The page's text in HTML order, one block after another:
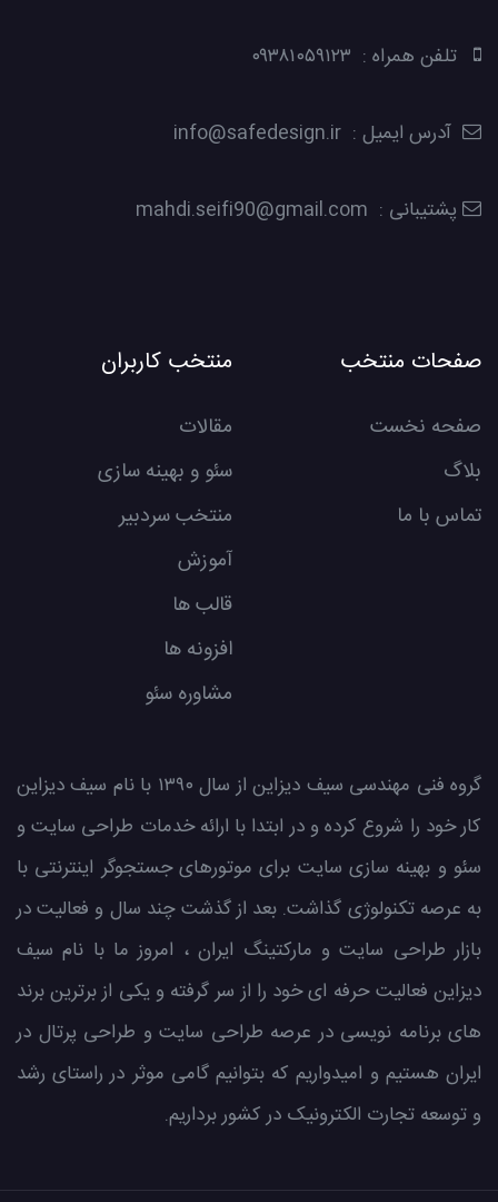
تلفن همراه : ۰۹۳۸۱۰۵۹۱۲۳
آدرس ایمیل : info@safedesign.ir
پشتیبانی : mahdi.seifi90@gmail.com
منتخب کاربران
مقالات
سئو و بهینه سازی
منتخب سردبیر
آموزش
قالب ها
افزونه ها
مشاوره سئو
صفحات منتخب
صفحه نخست
بلاگ
تماس با ما
گروه فنی مهندسی سیف دیزاین از سال ۱۳۹۰ با نام سیف دیزاین
کار خود را شروع کرده و در ابتدا با ارائه خدمات طراحی سایت و
سئو و بهینه سازی سایت برای موتورهای جستجوگر اینترنتی با
به عرصه تکنولوژی گذاشت. بعد از گذشت چند سال و فعالیت در
بازار طراحی سایت و مارکتینگ ایران ، امروز ما با نام سیف
دیزاین فعالیت حرفه ای خود را از سر گرفته و یکی از برترین برند
های برنامه نویسی در عرصه طراحی سایت و طراحی پرتال در
ایران هستیم و امیدواریم که بتوانیم گامی موثر در راستای رشد
و توسعه تجارت الکترونیک در کشور برداریم.